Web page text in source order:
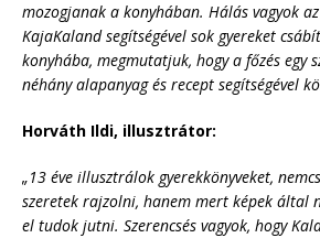
mozogjanak a konyhában. Hálás vagyok az
KajaKaland segítségével sok gyereket
konyhába, megmutatjuk, hogy a főzés egy
néhány alapanyag és recept segítségével
Horváth Ildi, illusztrátor:
„13 éve illusztrálok gyerekkönyveket,
szeretek rajzolni, hanem mert képek által
el tudok jutni. Szerencsés vagyok, hogy